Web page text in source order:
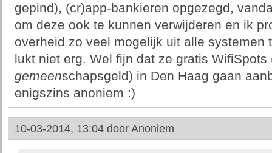
gepind), (cr)app-bankieren opgezegd,
om deze ook te kunnen verwijderen en ik
overheid zo veel mogelijk uit alle systemen
lukt niet erg. Wel fijn dat ze gratis
gemeenschapsgeld) in Den Haag gaan
enigszins anoniem :)
10-03-2014, 13:04 door Anoniem